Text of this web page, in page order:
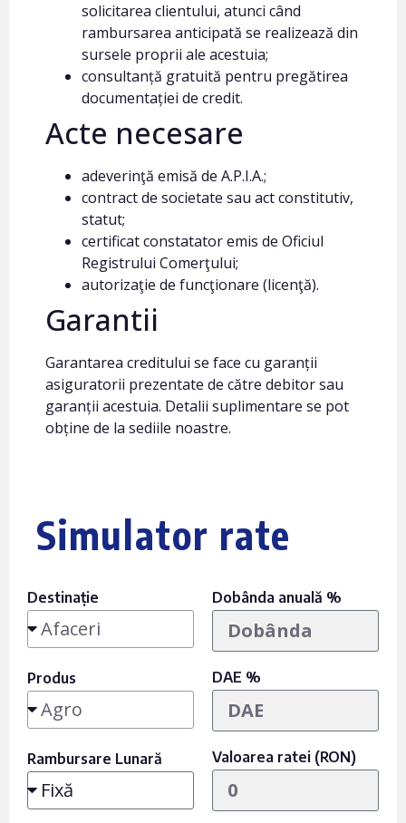
solicitarea clientului, atunci când
rambursarea anticipată se realizează din
sursele proprii ale acestuia;
consultanță gratuită pentru pregătirea
documentației de credit.
Acte necesare
adeverinţă emisă de A.P.I.A.;
contract de societate sau act constitutiv,
statut;
certificat constatator emis de Oficiul
Registrului Comerţului;
autorizaţie de funcţionare (licenţă).
Garantii
Garantarea creditului se face cu garanții
asiguratorii prezentate de către debitor sau
garanții acestuia. Detalii suplimentare se pot
obține de la sediile noastre.
Simulator rate
Destinație
Produs
Rambursare Lunară
Dobânda anuală %
DAE %
Valoarea ratei (RON)